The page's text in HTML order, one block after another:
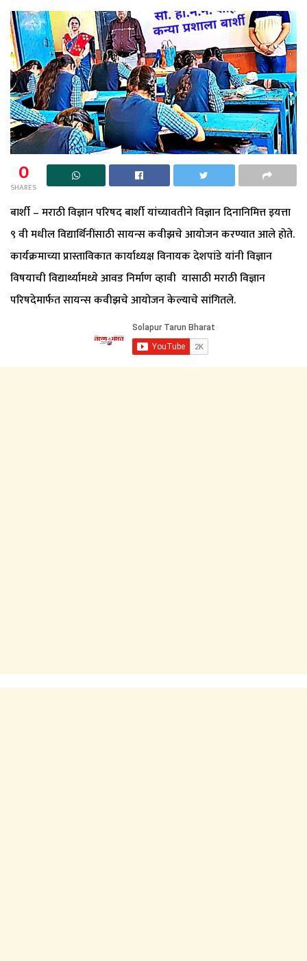
0
SHARES
बार्शी – मराठी विज्ञान परिषद बार्शी यांच्यावतीने विज्ञान दिनानिमित्त इयत्ता
९ वी मधील विद्यार्थिनींसाठी सायन्स कवीझचे आयोजन करण्यात आले होते.
कार्यक्रमाच्या प्रास्ताविकात कार्याध्यक्ष विनायक देशपांडे यांनी विज्ञान
विषयाची विद्यार्थ्यामध्ये आवड निर्माण व्हावी यासाठी मराठी विज्ञान
परिषदेमार्फत सायन्स कवीझचे आयोजन केल्याचे सांगितले.